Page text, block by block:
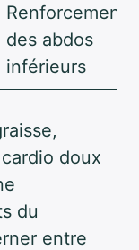
Renforcement
des abdos
inférieurs
doux
du
entre